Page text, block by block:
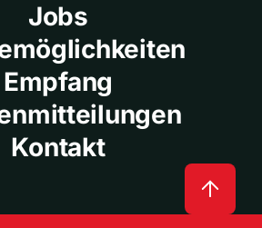
Jobs
Empfang
Kontakt